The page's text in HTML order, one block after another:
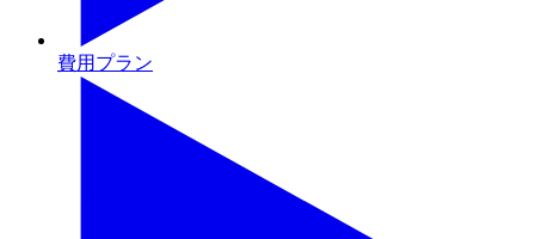
費用プラン